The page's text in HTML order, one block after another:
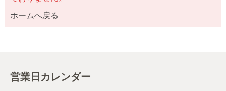
ホームへ戻る
営業日カレンダー